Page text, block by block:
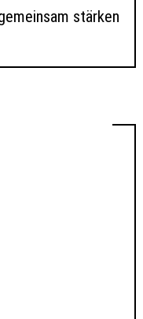
stärken